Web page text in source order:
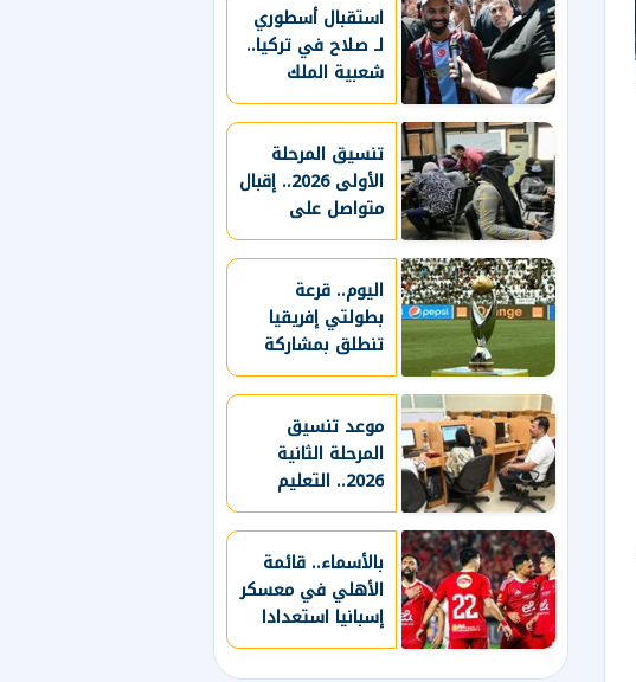
استقبال أسطوري
لـ صلاح في تركيا..
شعبية الملك
المصري تتجاوز
المستطيل الأخضر..
طرابزون سبور
يسعي لاستعادة
لقب الدوري التركي
وتعزيز حظوظه في
المنافسات
الأوروبية
تنسيق المرحلة
الأولى 2026.. إقبال
متواصل على
معامل هندسة
القاهرة لتسجيل
الرغبات
اليوم.. قرعة
بطولتي إفريقيا
تنطلق بمشاركة
الأندية المصرية
موعد تنسيق
المرحلة الثانية
2026.. التعليم
العالي تكشف
التفاصيل المنتظرة
بالأسماء.. قائمة
الأهلي في معسكر
إسبانيا استعدادا
للموسم الجديد